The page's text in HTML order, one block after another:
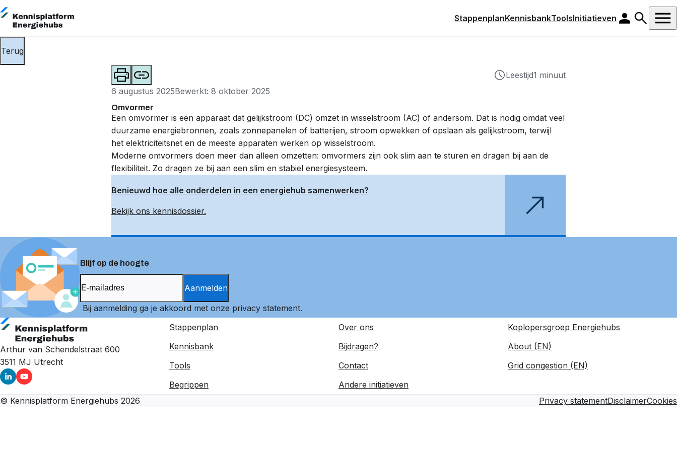
StappenplanKennisbankToolsInitiatieven
Terug
Leestijd1 minuut
6 augustus 2025Bewerkt: 8 oktober 2025
Omvormer
Een omvormer is een apparaat dat gelijkstroom (DC) omzet in wisselstroom (AC) of andersom. Dat is nodig omdat veel
duurzame energiebronnen, zoals zonnepanelen of batterijen, stroom opwekken of opslaan als gelijkstroom, terwijl
het elektriciteitsnet en de meeste apparaten werken op wisselstroom.
Moderne omvormers doen meer dan alleen omzetten: omvormers zijn ook slim aan te sturen en dragen bij aan de
flexibiliteit. Zo dragen ze bij aan een slim en stabiel energiesysteem.
Benieuwd hoe alle onderdelen in een energiehub samenwerken?
Bekijk ons kennisdossier.
Blijf op de hoogte
Aanmelden
Bij aanmelding ga je akkoord met onze privacy statement.
Arthur van Schendelstraat 600
3511 MJ Utrecht
Stappenplan
Kennisbank
Tools
Begrippen
Over ons
Bijdragen?
Contact
Andere initiatieven
Koplopersgroep Energiehubs
About (EN)
Grid congestion (EN)
© Kennisplatform Energiehubs 2026 Privacy statementDisclaimerCookies